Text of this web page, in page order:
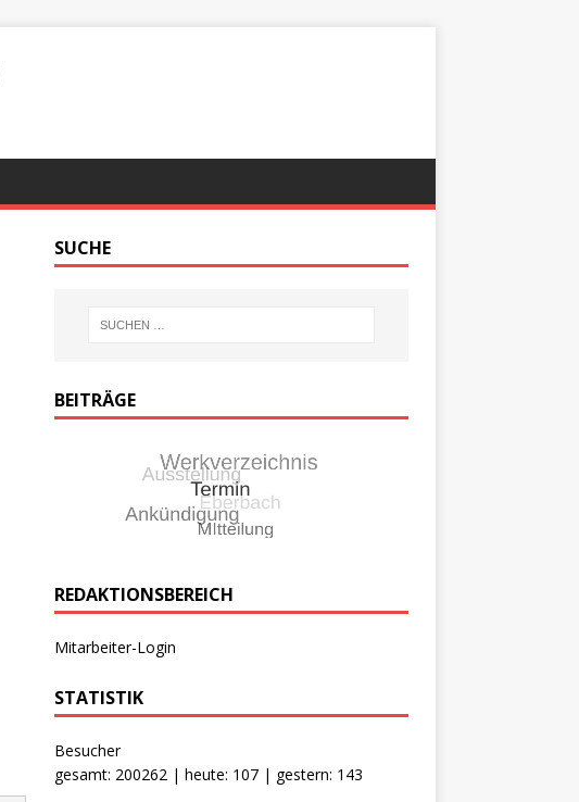
SUCHE
BEITRÄGE
REDAKTIONSBEREICH
Mitarbeiter-Login
STATISTIK
Besucher
gesamt: 200262 | heute: 107 | gestern: 143